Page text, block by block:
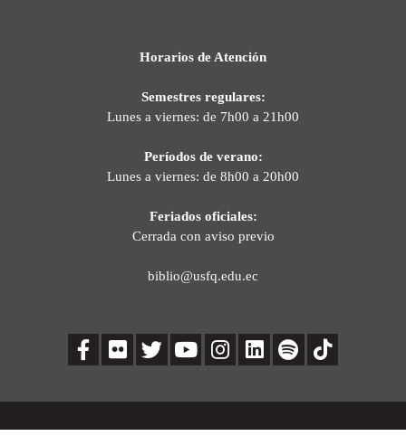
Horarios de Atención
Semestres regulares:
Lunes a viernes: de 7h00 a 21h00
Períodos de verano:
Lunes a viernes: de 8h00 a 20h00
Feriados oficiales:
Cerrada con aviso previo
biblio@usfq.edu.ec